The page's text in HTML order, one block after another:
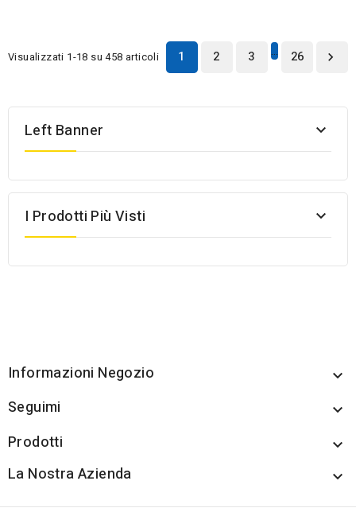
Visualizzati 1-18 su 458 articoli 1 2 3 … 26 
Left Banner 
I Prodotti Più Visti 
Informazioni Negozio 
Seguimi 
Prodotti 
La Nostra Azienda 